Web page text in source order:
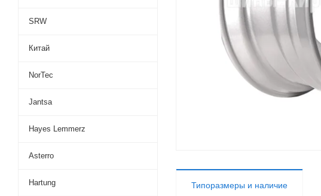
Типоразмеры и наличие
SRW
Китай
NorTec
Jantsa
Hayes Lemmerz
Asterro
Hartung